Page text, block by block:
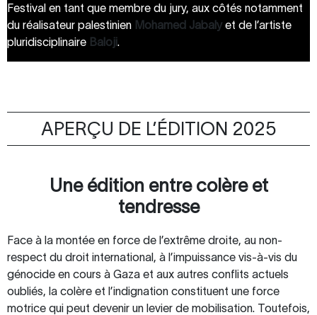
Festival en tant que membre du jury, aux côtés notamment
du réalisateur palestinien Mohamed Jabaly et de l’artiste
pluridisciplinaire Baloji.
APERÇU DE L’ÉDITION 2025
Une édition entre colère et
tendresse
Face à la montée en force de l’extrême droite, au non-
respect du droit international, à l’impuissance vis-à-vis du
génocide en cours à Gaza et aux autres conflits actuels
oubliés, la colère et l’indignation constituent une force
motrice qui peut devenir un levier de mobilisation. Toutefois,